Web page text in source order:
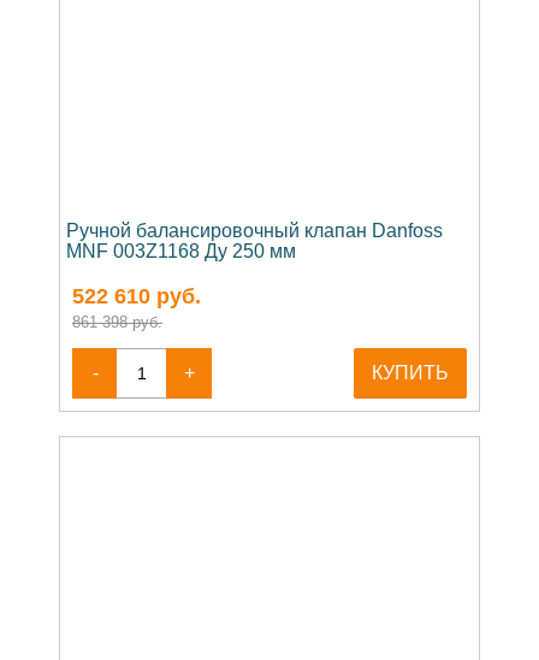
Ручной балансировочный клапан Danfoss
MNF 003Z1168 Ду 250 мм
522 610 руб.
861 398 руб.
- + КУПИТЬ